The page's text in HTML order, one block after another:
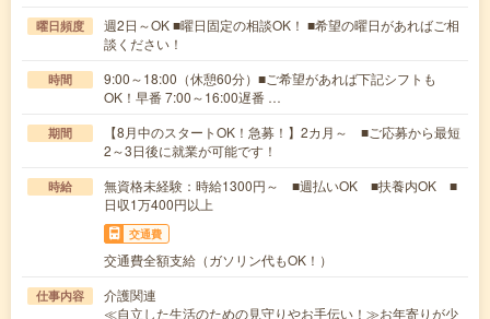
曜日頻度
週2日～OK ■曜日固定の相談OK！ ■希望の曜日があればご相
談ください！
時間
9:00～18:00（休憩60分）■ご希望があれば下記シフトも
OK！早番 7:00～16:00遅番 …
期間
【8月中のスタートOK！急募！】2カ月～ ■ご応募から最短
2～3日後に就業が可能です！
時給
無資格未経験：時給1300円～ ■週払いOK ■扶養内OK ■
日収1万400円以上
交通費
交通費全額支給（ガソリン代もOK！）
仕事内容
介護関連
≪自立した生活のための見守りやお手伝い！≫お年寄りが少